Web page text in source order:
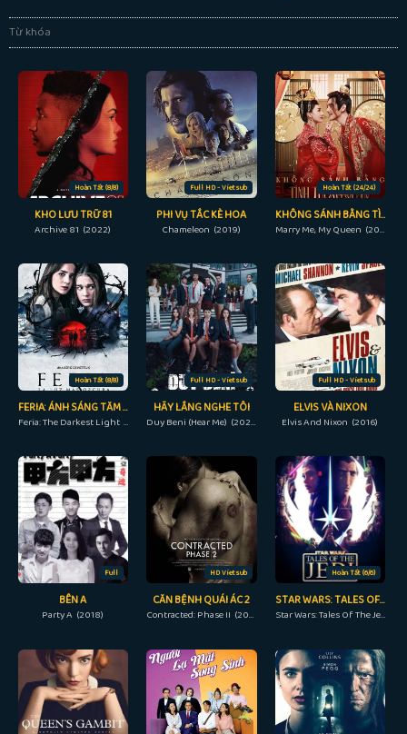
Từ khóa
Hoàn Tất (8/8)
KHO LƯU TRỮ 81
Archive 81 (2022)
Full HD - Vietsub
PHI VỤ TẮC KÈ HOA
Chameleon (2019)
Hoàn Tất (24/24)
KHÔNG SÁNH BẰNG TÌNH TƯỚNG QUÂN
Marry Me, My Queen (2023)
Hoàn Tất (8/8)
FERIA: ÁNH SÁNG TĂM TỐI NHẤT
Feria: The Darkest Light (2022)
Full HD - Vietsub
HÃY LẮNG NGHE TÔI
Duy Beni (Hear Me) (2022)
Full HD - Vietsub
ELVIS VÀ NIXON
Elvis And Nixon (2016)
Full
BÊN A
Party A (2018)
HD Vietsub
CĂN BỆNH QUÁI ÁC 2
Contracted: Phase II (2015)
Hoàn Tất (6/6)
STAR WARS: TALES OF THE JEDI
Star Wars: Tales Of The Jedi (2022)